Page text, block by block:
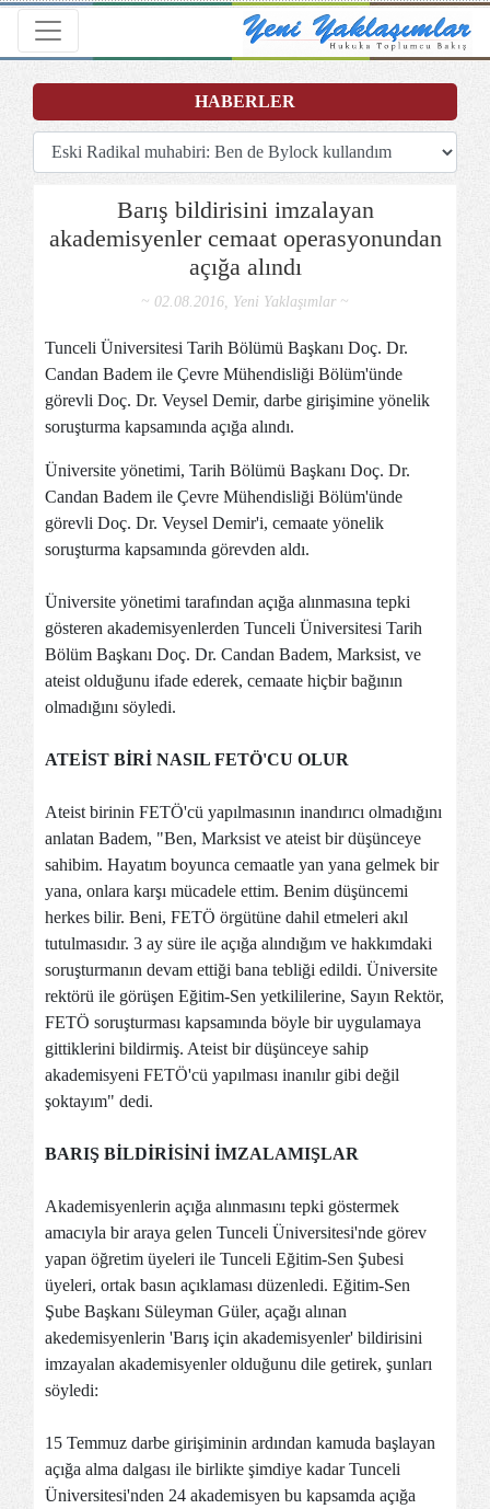
Toggle navigation
Barış bildirisini imzalayan
akademisyenler cemaat operasyonundan
açığa alındı
~ 02.08.2016, Yeni Yaklaşımlar ~
Tunceli Üniversitesi Tarih Bölümü Başkanı Doç. Dr.
Candan Badem ile Çevre Mühendisliği Bölüm'ünde
görevli Doç. Dr. Veysel Demir, darbe girişimine yönelik
soruşturma kapsamında açığa alındı.
Üniversite yönetimi, Tarih Bölümü Başkanı Doç. Dr.
Candan Badem ile Çevre Mühendisliği Bölüm'ünde
görevli Doç. Dr. Veysel Demir'i, cemaate yönelik
soruşturma kapsamında görevden aldı.
Üniversite yönetimi tarafından açığa alınmasına tepki
gösteren akademisyenlerden Tunceli Üniversitesi Tarih
Bölüm Başkanı Doç. Dr. Candan Badem, Marksist, ve
ateist olduğunu ifade ederek, cemaate hiçbir bağının
olmadığını söyledi.
ATEİST BİRİ NASIL FETÖ'CU OLUR
Ateist birinin FETÖ'cü yapılmasının inandırıcı olmadığını
anlatan Badem, "Ben, Marksist ve ateist bir düşünceye
sahibim. Hayatım boyunca cemaatle yan yana gelmek bir
yana, onlara karşı mücadele ettim. Benim düşüncemi
herkes bilir. Beni, FETÖ örgütüne dahil etmeleri akıl
tutulmasıdır. 3 ay süre ile açığa alındığım ve hakkımdaki
soruşturmanın devam ettiği bana tebliği edildi. Üniversite
rektörü ile görüşen Eğitim-Sen yetkililerine, Sayın Rektör,
FETÖ soruşturması kapsamında böyle bir uygulamaya
gittiklerini bildirmiş. Ateist bir düşünceye sahip
akademisyeni FETÖ'cü yapılması inanılır gibi değil
şoktayım" dedi.
BARIŞ BİLDİRİSİNİ İMZALAMIŞLAR
Akademisyenlerin açığa alınmasını tepki göstermek
amacıyla bir araya gelen Tunceli Üniversitesi'nde görev
yapan öğretim üyeleri ile Tunceli Eğitim-Sen Şubesi
üyeleri, ortak basın açıklaması düzenledi. Eğitim-Sen
Şube Başkanı Süleyman Güler, açağı alınan
akedemisyenlerin 'Barış için akademisyenler' bildirisini
imzayalan akademisyenler olduğunu dile getirek, şunları
söyledi:
15 Temmuz darbe girişiminin ardından kamuda başlayan
açığa alma dalgası ile birlikte şimdiye kadar Tunceli
Üniversitesi'nden 24 akademisyen bu kapsamda açığa
HABERLER